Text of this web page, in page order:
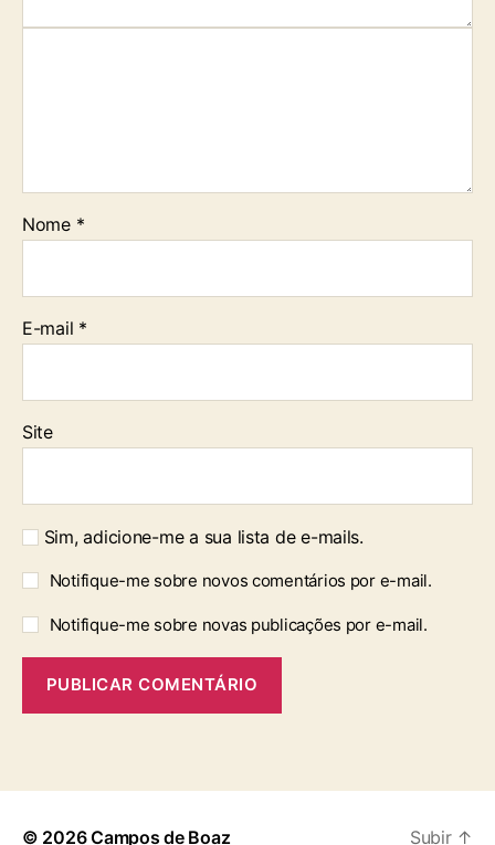
Nome *
E-mail *
Site
Sim, adicione-me a sua lista de e-mails.
Notifique-me sobre novos comentários por e-mail.
Notifique-me sobre novas publicações por e-mail.
© 2026Campos de Boaz Subir ↑